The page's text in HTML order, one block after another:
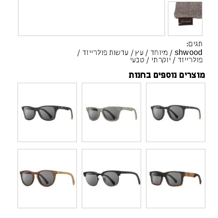
תגים:
shwood
/ מיוחד / עץ / עדשות פולרייזד /
פולרייזד / יוקרתי / טבעי
מוצרים נוספים בחנות